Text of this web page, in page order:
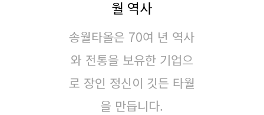
월 역사
송월타올은 70여 년 역사
와 전통을 보유한 기업으
로 장인 정신이 깃든 타월
을 만듭니다.